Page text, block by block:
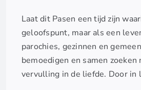
Laat dit Pasen een tijd zijn
geloofspunt, maar als een
parochies, gezinnen en
bemoedigen en samen
vervulling in de liefde. Door in